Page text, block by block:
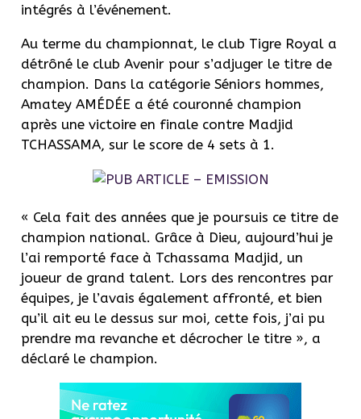
intégrés à l’événement.
Au terme du championnat, le club Tigre Royal a
détrôné le club Avenir pour s’adjuger le titre de
champion. Dans la catégorie Séniors hommes,
Amatey AMÉDÉE a été couronné champion
après une victoire en finale contre Madjid
TCHASSAMA, sur le score de 4 sets à 1.
« Cela fait des années que je poursuis ce titre de
champion national. Grâce à Dieu, aujourd’hui je
l’ai remporté face à Tchassama Madjid, un
joueur de grand talent. Lors des rencontres par
équipes, je l’avais également affronté, et bien
qu’il ait eu le dessus sur moi, cette fois, j’ai pu
prendre ma revanche et décrocher le titre », a
déclaré le champion.